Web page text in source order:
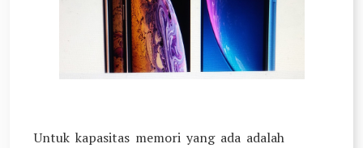
Untuk kapasitas memori yang ada adalah